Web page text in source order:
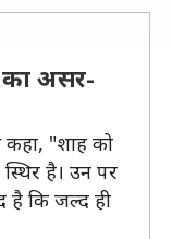
का असर-
"शाह को
है। उन पर
है कि जल्द ही